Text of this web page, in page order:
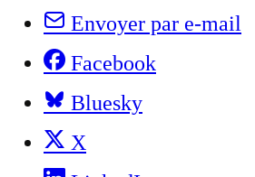
Envoyer par e-mail
Facebook
Bluesky
X